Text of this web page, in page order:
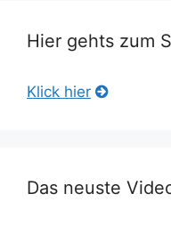
Hier gehts zum
Klick hier
Das neuste